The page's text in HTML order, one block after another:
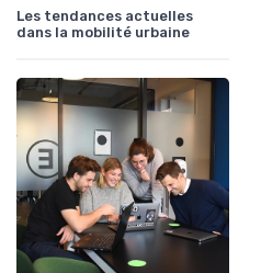
Les tendances actuelles
dans la mobilité urbaine